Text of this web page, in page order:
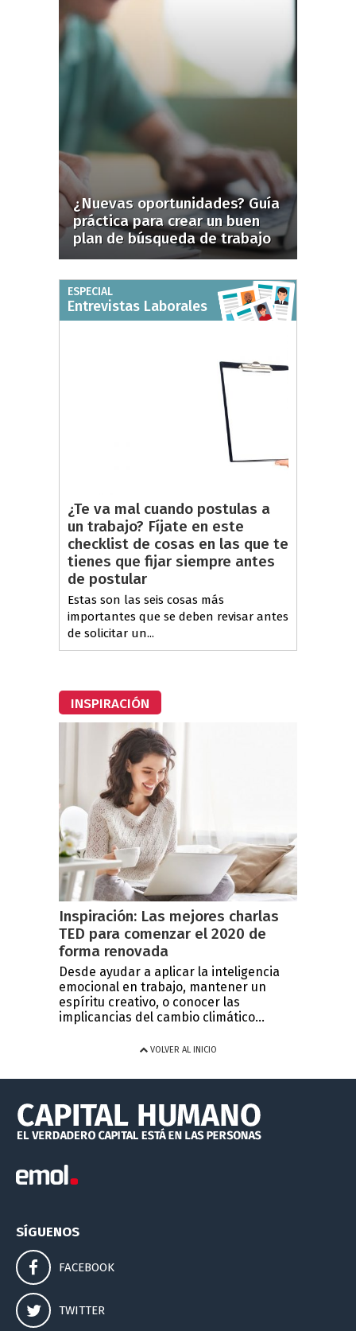
¿Nuevas oportunidades? Guía
práctica para crear un buen
plan de búsqueda de trabajo
ESPECIAL
Entrevistas Laborales
¿Te va mal cuando postulas a
un trabajo? Fíjate en este
checklist de cosas en las que te
tienes que fijar siempre antes
de postular
Estas son las seis cosas más
importantes que se deben revisar antes
de solicitar un...
INSPIRACIÓN
Inspiración: Las mejores charlas
TED para comenzar el 2020 de
forma renovada
Desde ayudar a aplicar la inteligencia
emocional en trabajo, mantener un
espíritu creativo, o conocer las
implicancias del cambio climático...
VOLVER AL INICIO
SÍGUENOS
FACEBOOK
TWITTER